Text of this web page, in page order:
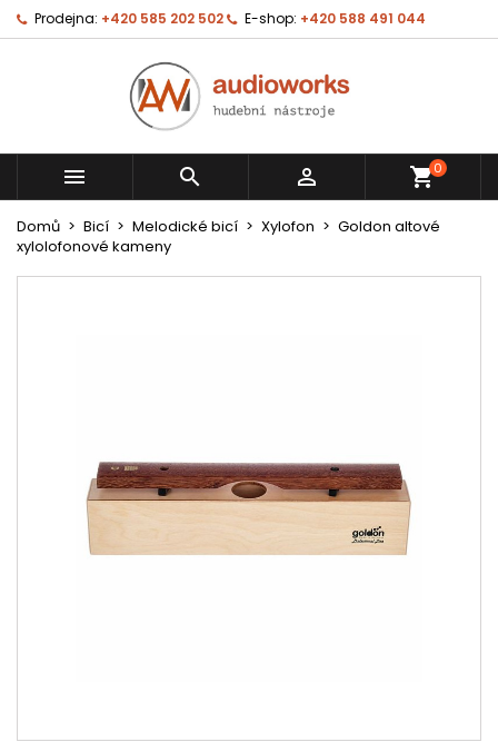
Prodejna: +420 585 202 502 E-shop: +420 588 491 044
   shopping_cart0
Domů Bicí Melodické bicí Xylofon
Goldon altové
xylolofonové kameny